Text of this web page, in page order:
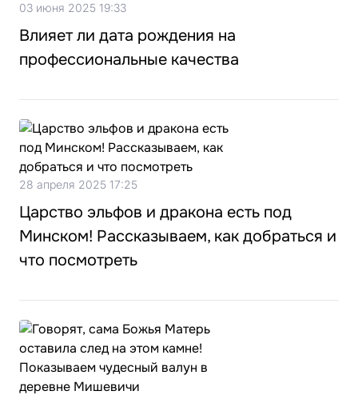
03 июня 2025 19:33
Влияет ли дата рождения на
профессиональные качества
28 апреля 2025 17:25
Царство эльфов и дракона есть под
Минском! Рассказываем, как добраться и
что посмотреть